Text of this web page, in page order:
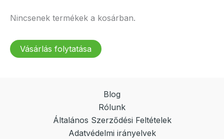
Nincsenek termékek a kosárban.
Vásárlás folytatása
Blog
Rólunk
Általános Szerződési Feltételek
Adatvédelmi irányelvek